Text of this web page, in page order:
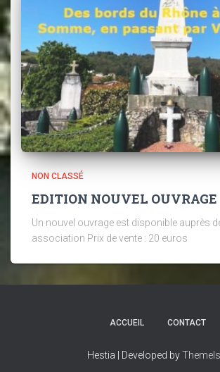
NON CLASSÉ
EDITION NOUVEL OUVRAGE
Un nouvel ouvrage est disponible auprès
association Prix de vente : 20 euros
ACCUEIL CONTACT
Hestia | Developed by